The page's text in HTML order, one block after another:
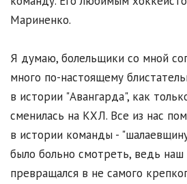
Мариненко.
Я думаю, болельщики со мной
много по-настоящему
в истории "Авангарда", как
сменилась на КХЛ. Все из нас
в истории команды -
было больно смотреть, ведь
превращался в не самого